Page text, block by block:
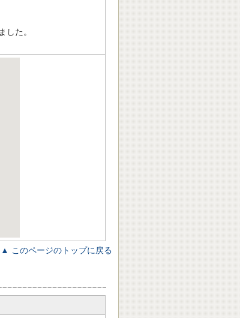
した。
▲ このページのトップに戻る